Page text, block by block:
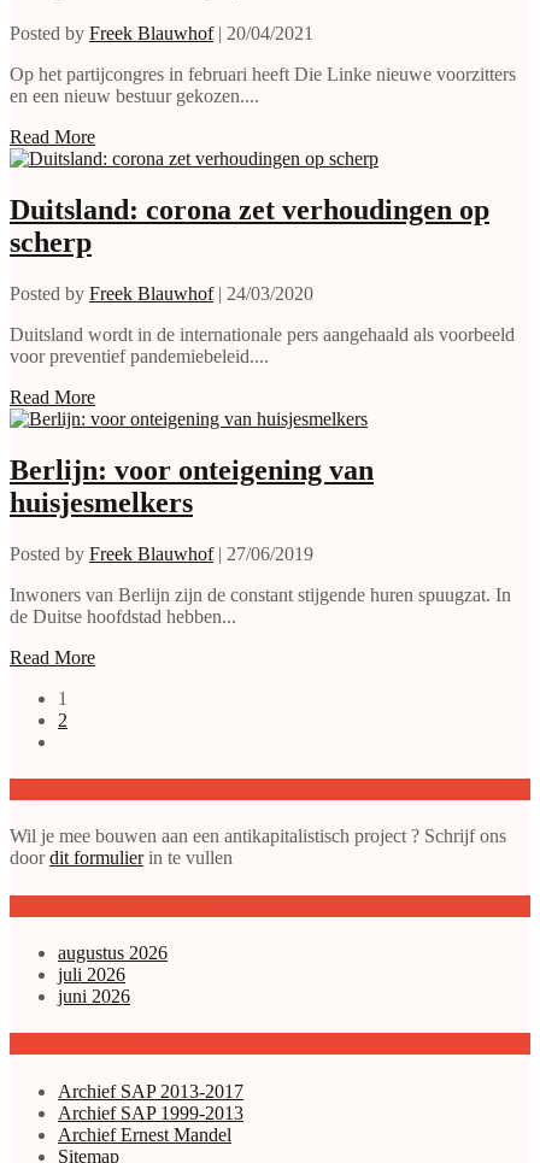
Posted by Freek Blauwhof| 20/04/2021
Op het partijcongres in februari heeft Die Linke nieuwe voorzitters
en een nieuw bestuur gekozen....
Read More
Duitsland: corona zet verhoudingen op
scherp
Posted by Freek Blauwhof| 24/03/2020
Duitsland wordt in de internationale pers aangehaald als voorbeeld
voor preventief pandemiebeleid....
Read More
Berlijn: voor onteigening van
huisjesmelkers
Posted by Freek Blauwhof| 27/06/2019
Inwoners van Berlijn zijn de constant stijgende huren spuugzat. In
de Duitse hoofdstad hebben...
Read More
1
2
Wil je mee bouwen aan een antikapitalistisch project ? Schrijf ons
doordit formulierin te vullen
augustus 2026
juli 2026
juni 2026
Archief SAP 2013-2017
Archief SAP 1999-2013
Archief Ernest Mandel
Sitemap